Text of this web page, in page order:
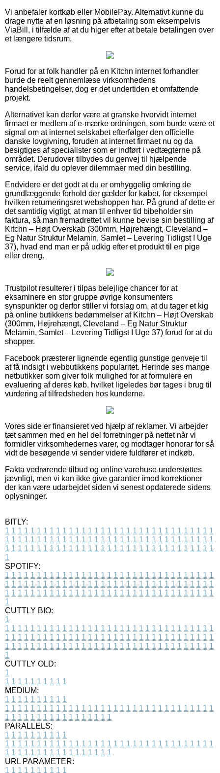
Vi anbefaler kortkøb eller MobilePay. Alternativt kunne du
drage nytte af en løsning på afbetaling som eksempelvis
ViaBill, i tilfælde af at du higer efter at betale betalingen over
et længere tidsrum.
Forud for at folk handler på en Kitchn internet forhandler
burde de reelt gennemlæse virksomhedens
handelsbetingelser, dog er det undertiden et omfattende
projekt.
Alternativet kan derfor være at granske hvorvidt internet
firmaet er medlem af e-mærke ordningen, som burde være et
signal om at internet selskabet efterfølger den officielle
danske lovgivning, foruden at internet firmaet nu og da
besigtiges af specialister som er indført i vedtægterne på
området. Derudover tilbydes du genvej til hjælpende
service, ifald du oplever dilemmaer med din bestilling.
Endvidere er det godt at du er omhyggelig omkring de
grundlæggende forhold der gælder for købet, for eksempel
hvilken returneringsret webshoppen har. På grund af dette er
det samtidig vigtigt, at man til enhver tid bibeholder sin
faktura, så man fremadrettet vil kunne bevise sin bestilling af
Kitchn – Højt Overskab (300mm, Højrehængt, Cleveland –
Eg Natur Struktur Melamin, Samlet – Levering Tidligst I Uge
37), hvad end man er på udkig efter et produkt til en pige
eller dreng.
Trustpilot resulterer i tilpas belejlige chancer for at
eksaminere en stor gruppe øvrige konsumenters
synspunkter og derfor stiller vi forslag om, at du tager et kig
på online butikkens bedømmelser af Kitchn – Højt Overskab
(300mm, Højrehængt, Cleveland – Eg Natur Struktur
Melamin, Samlet – Levering Tidligst I Uge 37) forud for at du
shopper.
Facebook præsterer lignende egentlig gunstige genveje til
at få indsigt i webbutikkens popularitet. Herinde ses mange
netbutikker som giver folk mulighed for at formulere en
evaluering af deres køb, hvilket ligeledes bør tages i brug til
vurdering af tilfredsheden hos kunderne.
Vores side er finansieret ved hjælp af reklamer. Vi arbejder
tæt sammen med en hel del forretninger på nettet når vi
formidler virksomhedernes varer, og modtager honorar for så
vidt de besøgende vi sender videre fuldfører et indkøb.
Fakta vedrørende tilbud og online varehuse understøttes
jævnligt, men vi kan ikke give garantier imod korrektioner
der kan være udarbejdet siden vi senest opdaterede sidens
oplysninger.
BITLY:
1 1 1 1 1 1 1 1 1 1 1 1 1 1 1 1 1 1 1 1 1 1 1 1 1 1 1 1 1 1 1 1 1
1 1 1 1 1 1 1 1 1 1 1 1 1 1 1 1 1 1 1 1 1 1 1 1 1 1 1 1 1 1 1 1 1
1 1 1 1 1 1 1 1 1 1 1 1 1 1 1 1 1 1 1 1 1 1 1 1 1 1 1 1 1 1 1 1 1
1
SPOTIFY:
1 1 1 1 1 1 1 1 1 1 1 1 1 1 1 1 1 1 1 1 1 1 1 1 1 1 1 1 1 1 1 1 1
1 1 1 1 1 1 1 1 1 1 1 1 1 1 1 1 1 1 1 1 1 1 1 1 1 1 1 1 1 1 1 1 1
1 1 1 1 1 1 1 1 1 1 1 1 1 1 1 1 1 1 1 1 1 1 1 1 1 1 1 1 1 1 1 1 1
1
CUTTLY BIO:
1
1 1 1 1 1 1 1 1 1 1 1 1 1 1 1 1 1 1 1 1 1 1 1 1 1 1 1 1 1 1 1 1 1
1 1 1 1 1 1 1 1 1 1 1 1 1 1 1 1 1 1 1 1 1 1 1 1 1 1 1 1 1 1 1 1 1
1 1 1 1 1 1 1 1 1 1 1 1 1 1 1 1 1 1 1 1 1 1 1 1 1 1 1 1 1 1 1 1 1
1
CUTTLY OLD:
1
1 1 1 1 1 1 1 1 1 1
MEDIUM:
1 1 1 1 1 1 1 1 1 1
1 1 1 1 1 1 1 1 1 1 1 1 1 1 1 1 1 1 1 1 1 1 1 1 1 1 1 1 1 1 1 1 1
1 1 1 1 1 1 1 1 1 1 1 1 1 1 1 1 1
PARALLELS:
1 1 1 1 1 1 1 1 1 1
1 1 1 1 1 1 1 1 1 1 1 1 1 1 1 1 1 1 1 1 1 1 1 1 1 1 1 1 1 1 1 1 1
1 1 1 1 1 1 1 1 1 1 1 1 1 1 1 1 1
URL PARAMETER:
1 1 1 1 1 1 1 1 1 1